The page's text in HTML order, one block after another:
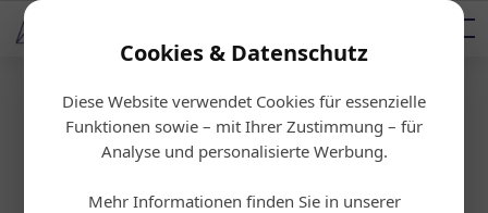
Cookies & Datenschutz
Diese Website verwendet Cookies für essenzielle
Funktionen sowie – mit Ihrer Zustimmung – für
Analyse und personalisierte Werbung.
Mehr Informationen finden Sie in unserer
AUTOMOTIVE AKADEMIE
Podcast
Startseite/Auto & Politik
Geschäftsergebnis
Banner bleibt Bleibatterie treu